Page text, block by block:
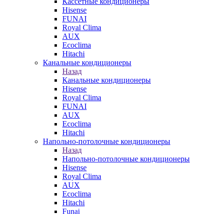
Hisense
FUNAI
Royal Clima
AUX
Ecoclima
Hitachi
Канальные кондиционеры
Назад
Канальные кондиционеры
Hisense
Royal Clima
FUNAI
AUX
Ecoclima
Hitachi
Напольно-потолочные кондиционеры
Назад
Напольно-потолочные кондиционеры
Hisense
Royal Clima
AUX
Ecoclima
Hitachi
Funai